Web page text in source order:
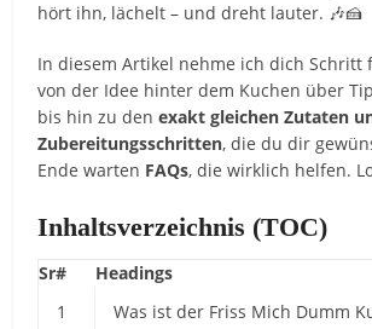
hört ihn, lächelt – und dreht lauter. 🎶🍰
In diesem Artikel nehme ich dich Schritt
von der Idee hinter dem Kuchen über
bis hin zu denexakt gleichen Zutaten
Zubereitungsschritten, die du dir
Ende warten FAQs, die wirklich helfen.
Inhaltsverzeichnis (TOC)
Sr#
Headings
1
Was ist der Friss Mich Dumm